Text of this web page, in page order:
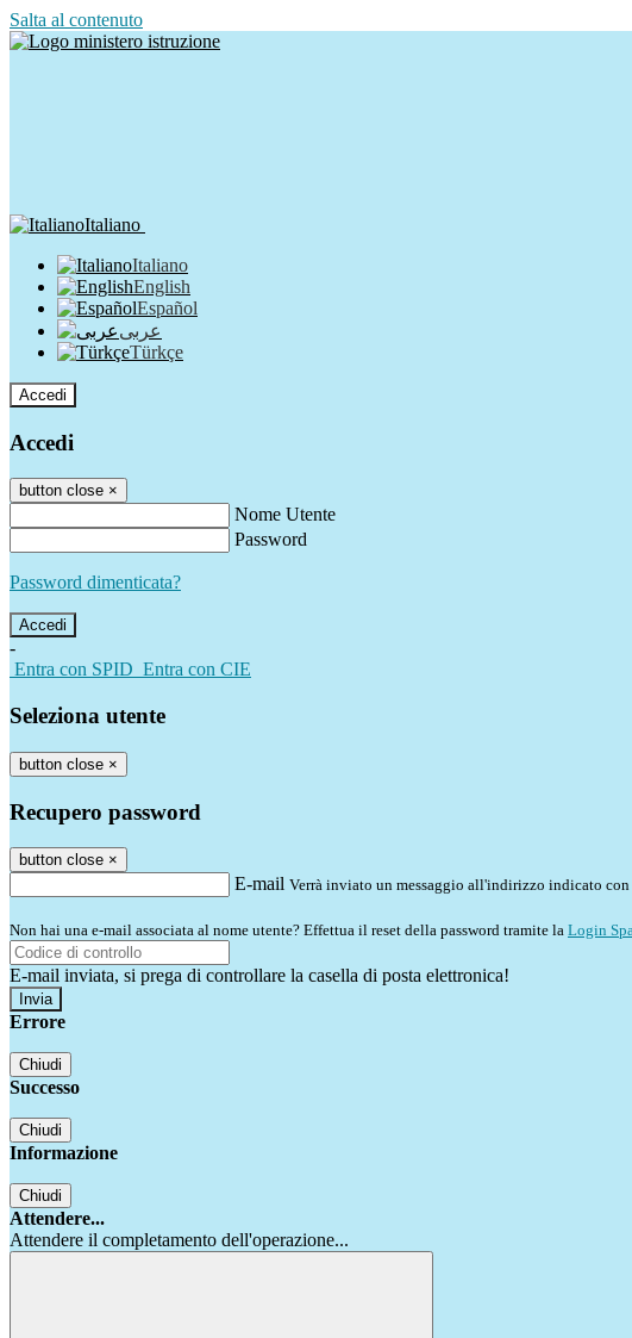
Salta al contenuto
Italiano
Italiano
English
Español
عربى
Türkçe
Accedi
Accedi
button close ×
Nome Utente
Password
Password dimenticata?
-
Entra con SPID Entra con CIE
Seleziona utente
button close ×
Recupero password
button close ×
E-mail Verrà inviato un messaggio all'indirizzo indicato
Non hai una e-mail associata al nome utente? Effettua il reset della password tramite la Login
E-mail inviata, si prega di controllare la casella di posta elettronica!
Errore
Chiudi
Successo
Chiudi
Informazione
Chiudi
Attendere...
Attendere il completamento dell'operazione...